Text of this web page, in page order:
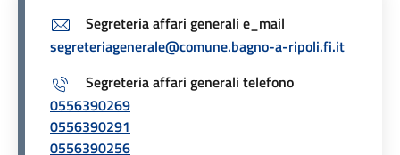
Segreteria affari generali e_mail
segreteriagenerale@comune.bagno-a-ripoli.fi.it
Segreteria affari generali telefono
0556390269
0556390291
0556390256